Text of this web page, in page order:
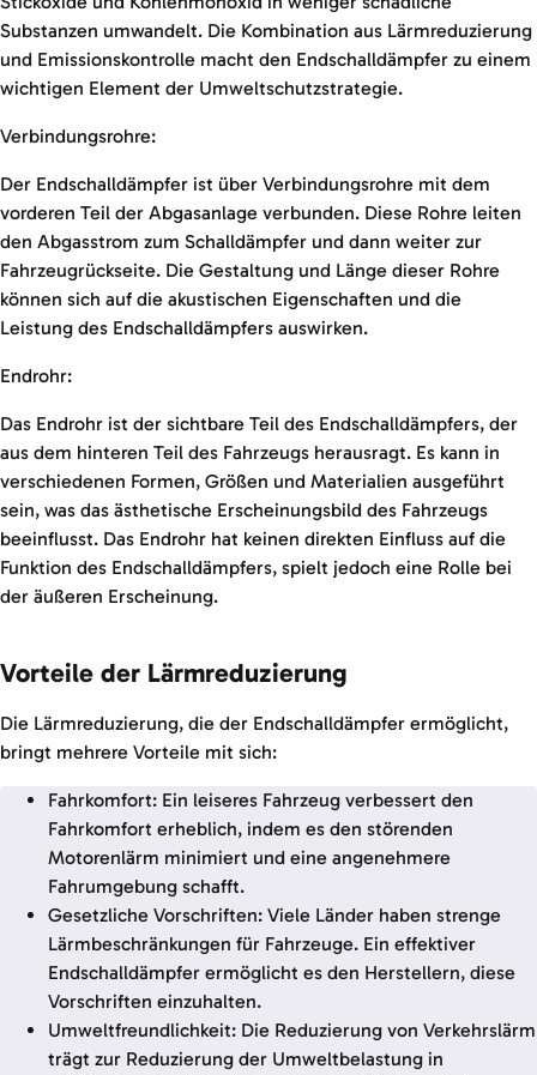
Substanzen umwandelt. Die Kombination aus Lärmreduzierung
und Emissionskontrolle macht den Endschalldämpfer zu einem
wichtigen Element der Umweltschutzstrategie.
Verbindungsrohre:
Der Endschalldämpfer ist über Verbindungsrohre mit dem
vorderen Teil der Abgasanlage verbunden. Diese Rohre leiten
den Abgasstrom zum Schalldämpfer und dann weiter zur
Fahrzeugrückseite. Die Gestaltung und Länge dieser Rohre
können sich auf die akustischen Eigenschaften und die
Leistung des Endschalldämpfers auswirken.
Endrohr:
Das Endrohr ist der sichtbare Teil des Endschalldämpfers, der
aus dem hinteren Teil des Fahrzeugs herausragt. Es kann in
verschiedenen Formen, Größen und Materialien ausgeführt
sein, was das ästhetische Erscheinungsbild des Fahrzeugs
beeinflusst. Das Endrohr hat keinen direkten Einfluss auf die
Funktion des Endschalldämpfers, spielt jedoch eine Rolle bei
der äußeren Erscheinung.
Vorteile der Lärmreduzierung
Die Lärmreduzierung, die der Endschalldämpfer ermöglicht,
bringt mehrere Vorteile mit sich:
Fahrkomfort: Ein leiseres Fahrzeug verbessert den
Fahrkomfort erheblich, indem es den störenden
Motorenlärm minimiert und eine angenehmere
Fahrumgebung schafft.
Gesetzliche Vorschriften: Viele Länder haben strenge
Lärmbeschränkungen für Fahrzeuge. Ein effektiver
Endschalldämpfer ermöglicht es den Herstellern, diese
Vorschriften einzuhalten.
Umweltfreundlichkeit: Die Reduzierung von Verkehrslärm
trägt zur Reduzierung der Umweltbelastung in